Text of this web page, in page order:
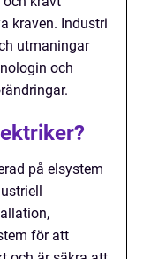
kraven. Industri
utmaningar
och
på elsystem
för att